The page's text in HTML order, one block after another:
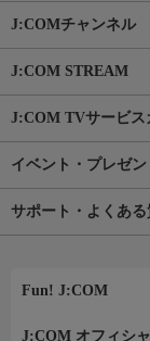
J:COMチャンネル
J:COM STREAM
J:COM TVサービス
イベント・プレゼン
サポート・よくある
Fun! J:COM
J:COM オフィシ